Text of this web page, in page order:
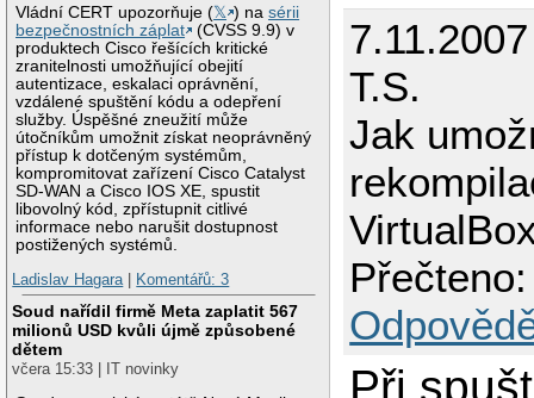
Vládní CERT upozorňuje (𝕏 ) nasérii
bezpečnostních záplat
(CVSS 9.9) v
produktech Cisco řešících kritické
zranitelnosti umožňující obejití
autentizace, eskalaci oprávnění,
vzdálené spuštění kódu a odepření
služby. Úspěšné zneužití může
útočníkům umožnit získat neoprávněný
přístup k dotčeným systémům,
kompromitovat zařízení Cisco Catalyst
SD-WAN a Cisco IOS XE, spustit
libovolný kód, zpřístupnit citlivé
informace nebo narušit dostupnost
postižených systémů.
Ladislav Hagara| Komentářů: 3
Soud nařídil firmě Meta zaplatit 567
milionů USD kvůli újmě způsobené
dětem
včera 15:33 | IT novinky
T.S.
Jak
Při